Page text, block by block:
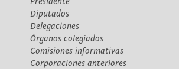
Diputados
Delegaciones
Órganos colegiados
Comisiones informativas
Corporaciones anteriores